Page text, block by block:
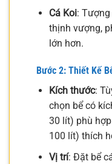
Cá Koi:
thịnh vượng,
lớn hơn.
Bước 2: Thiết Kế
Kích thước:
chọn bể có
30 lít) phù
100 lít) thích
Vị trí: Đặt bể